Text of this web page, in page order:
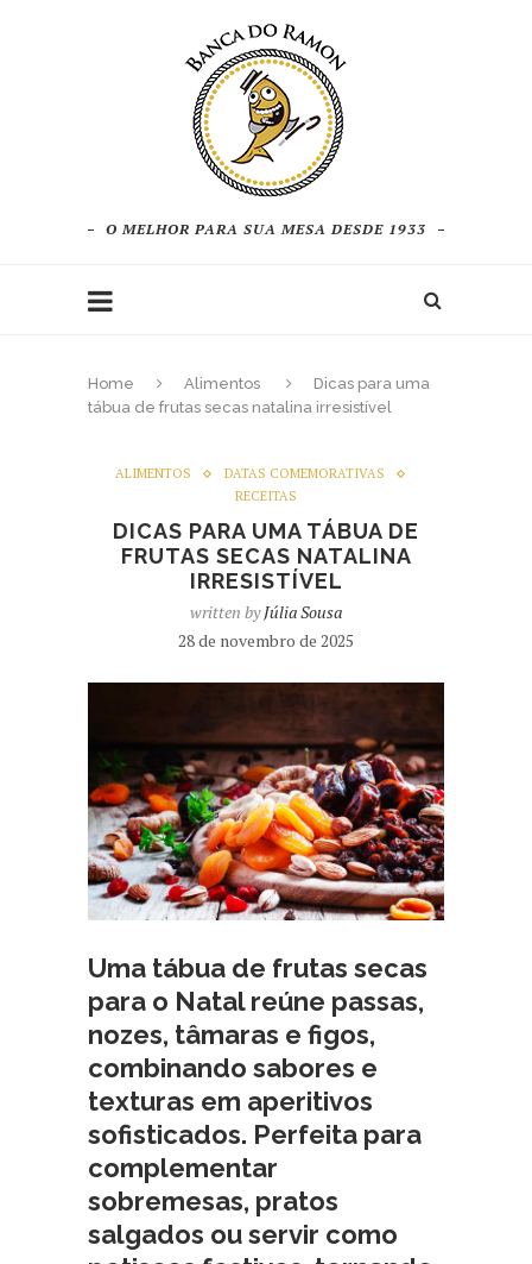
O MELHOR PARA SUA MESA DESDE 1933
Home Alimentos
Dicas para uma
tábua de frutas secas natalina irresistível
ALIMENTOS
DATAS COMEMORATIVAS
RECEITAS
DICAS PARA UMA TÁBUA DE
FRUTAS SECAS NATALINA
IRRESISTÍVEL
written byJúlia Sousa
28 de novembro de 2025
Uma tábua de frutas secas
para o Natal reúne passas,
nozes, tâmaras e figos,
combinando sabores e
texturas em aperitivos
sofisticados. Perfeita para
complementar
sobremesas, pratos
salgados ou servir como